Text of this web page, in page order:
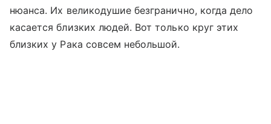
нюанса. Их великодушие безгранично, когда дело
касается близких людей. Вот только круг этих
близких у Рака совсем небольшой.